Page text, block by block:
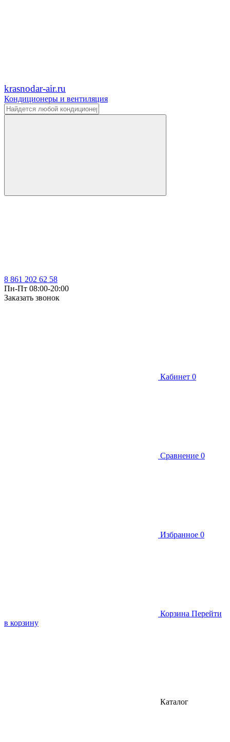
krasnodar-air.ru
Кондиционеры и вентиляция
8 861 202 62 58
Пн-Пт 08:00-20:00
Заказать звонок
Кабинет 0
Сравнение 0
Избранное 0
Корзина Перейти
в корзину
Каталог